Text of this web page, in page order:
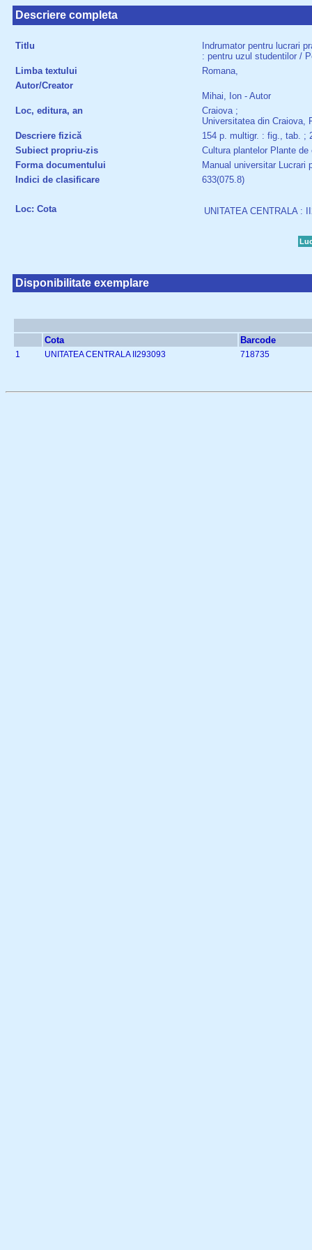
Descriere completa
Titlu
Indrumator pentru lucrari
: pentru uzul studentilor /
Limba textului
Romana,
Autor/Creator
Mihai, Ion - Autor
Loc, editura, an
Craiova ;
Universitatea din Craiova,
Descriere fizică
154 p. multigr. : fig., tab. ;
Subiect propriu-zis
Cultura plantelor Plante de
Forma documentului
Manual universitar Lucrari
Indici de clasificare
633(075.8)
Loc: Cota UNITATEA CENTRALA :
Disponibilitate exemplare
Cota Barcode
1 UNITATEA CENTRALA II293093 718735